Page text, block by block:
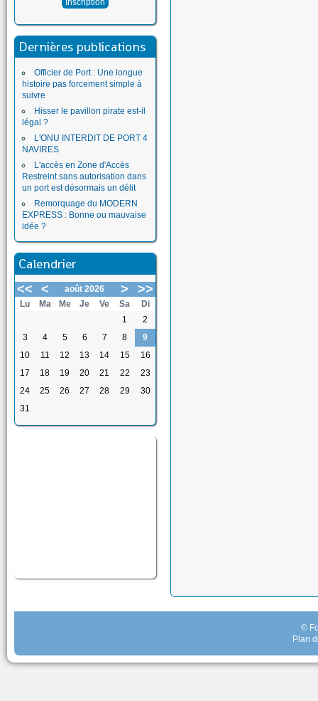
Dernières publications
Officier de Port : Une longue
histoire pas forcement simple à
suivre
Hisser le pavillon pirate est-il
légal ?
L'ONU INTERDIT DE PORT 4
NAVIRES
L'accès en Zone d'Accès
Restreint sans autorisation dans
un port est désormais un délit
Remorquage du MODERN
EXPRESS : Bonne ou mauvaise
idée ?
Calendrier
<< < août 2026 > >>
Lu Ma Me Je Ve Sa
Di
1
2
3
4 5 6 7 8
9
10
11 12 13 14 15
16
17
18 19 20 21 22
23
24
25 26 27 28 29
30
31
©
Plan